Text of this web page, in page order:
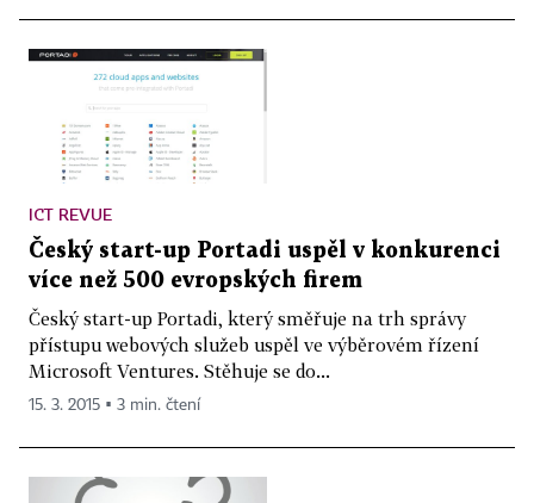
ICT REVUE
Český start-up Portadi uspěl v konkurenci
více než 500 evropských firem
Český start-up Portadi, který směřuje na trh správy
přístupu webových služeb uspěl ve výběrovém řízení
Microsoft Ventures. Stěhuje se do...
15. 3. 2015 ▪ 3 min. čtení